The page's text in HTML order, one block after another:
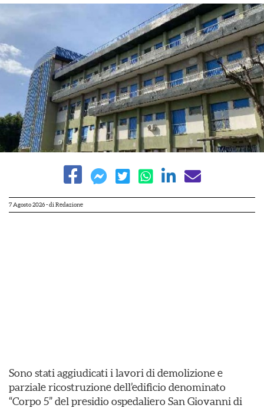
7 Agosto 2026- di Redazione
Sono stati aggiudicati i lavori di demolizione e
parziale ricostruzione dell’edificio denominato
“Corpo 5” del presidio ospedaliero San Giovanni di